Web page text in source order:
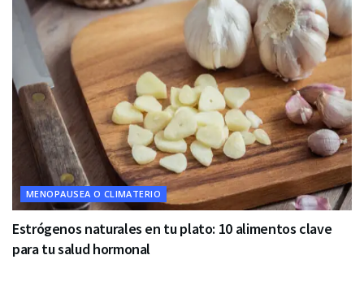
MENOPAUSEA O CLIMATERIO
Estrógenos naturales en tu plato: 10 alimentos clave
para tu salud hormonal